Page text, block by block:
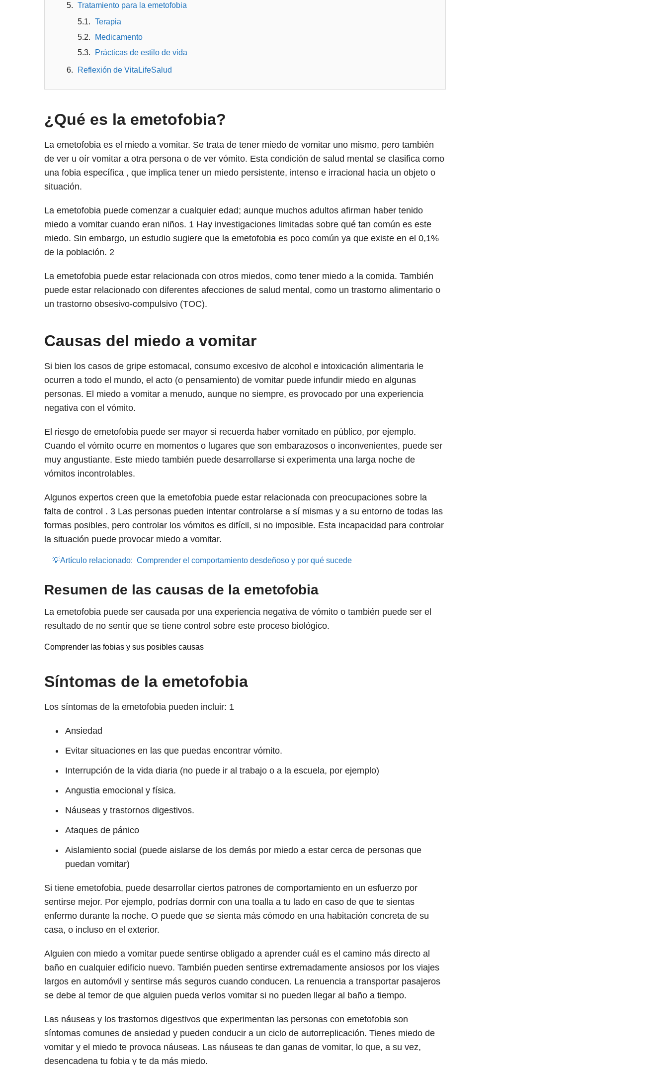
Tratamiento para la emetofobia
Terapia
Medicamento
Prácticas de estilo de vida
Reflexión de VitaLifeSalud
¿Qué es la emetofobia?
La emetofobia es el miedo a vomitar. Se trata de tener miedo de vomitar uno mismo, pero también
de ver u oír vomitar a otra persona o de ver vómito. Esta condición de salud mental se clasifica como
una fobia específica , que implica tener un miedo persistente, intenso e irracional hacia un objeto o
situación.
La emetofobia puede comenzar a cualquier edad; aunque muchos adultos afirman haber tenido
miedo a vomitar cuando eran niños. 1 Hay investigaciones limitadas sobre qué tan común es este
miedo. Sin embargo, un estudio sugiere que la emetofobia es poco común ya que existe en el 0,1%
de la población. 2
La emetofobia puede estar relacionada con otros miedos, como tener miedo a la comida. También
puede estar relacionado con diferentes afecciones de salud mental, como un trastorno alimentario o
un trastorno obsesivo-compulsivo (TOC).
Causas del miedo a vomitar
Si bien los casos de gripe estomacal, consumo excesivo de alcohol e intoxicación alimentaria le
ocurren a todo el mundo, el acto (o pensamiento) de vomitar puede infundir miedo en algunas
personas. El miedo a vomitar a menudo, aunque no siempre, es provocado por una experiencia
negativa con el vómito.
El riesgo de emetofobia puede ser mayor si recuerda haber vomitado en público, por ejemplo.
Cuando el vómito ocurre en momentos o lugares que son embarazosos o inconvenientes, puede ser
muy angustiante. Este miedo también puede desarrollarse si experimenta una larga noche de
vómitos incontrolables.
Algunos expertos creen que la emetofobia puede estar relacionada con preocupaciones sobre la
falta de control . 3Las personas pueden intentar controlarse a sí mismas y a su entorno de todas las
formas posibles, pero controlar los vómitos es difícil, si no imposible. Esta incapacidad para controlar
la situación puede provocar miedo a vomitar.
💡Artículo relacionado: Comprender el comportamiento desdeñoso y por qué sucede
Resumen de las causas de la emetofobia
La emetofobia puede ser causada por una experiencia negativa de vómito o también puede ser el
resultado de no sentir que se tiene control sobre este proceso biológico.
Comprender las fobias y sus posibles causas
Síntomas de la emetofobia
Los síntomas de la emetofobia pueden incluir: 1
Ansiedad
Evitar situaciones en las que puedas encontrar vómito.
Interrupción de la vida diaria (no puede ir al trabajo o a la escuela, por ejemplo)
Angustia emocional y física.
Náuseas y trastornos digestivos.
Ataques de pánico
Aislamiento social (puede aislarse de los demás por miedo a estar cerca de personas que
puedan vomitar)
Si tiene emetofobia, puede desarrollar ciertos patrones de comportamiento en un esfuerzo por
sentirse mejor. Por ejemplo, podrías dormir con una toalla a tu lado en caso de que te sientas
enfermo durante la noche. O puede que se sienta más cómodo en una habitación concreta de su
casa, o incluso en el exterior.
Alguien con miedo a vomitar puede sentirse obligado a aprender cuál es el camino más directo al
baño en cualquier edificio nuevo. También pueden sentirse extremadamente ansiosos por los viajes
largos en automóvil y sentirse más seguros cuando conducen. La renuencia a transportar pasajeros
se debe al temor de que alguien pueda verlos vomitar si no pueden llegar al baño a tiempo.
Las náuseas y los trastornos digestivos que experimentan las personas con emetofobia son
síntomas comunes de ansiedad y pueden conducir a un ciclo de autorreplicación. Tienes miedo de
vomitar y el miedo te provoca náuseas. Las náuseas te dan ganas de vomitar, lo que, a su vez,
desencadena tu fobia y te da más miedo.